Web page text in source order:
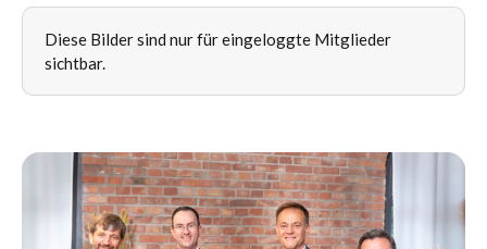
Diese Bilder sind nur für eingeloggte Mitglieder
sichtbar.